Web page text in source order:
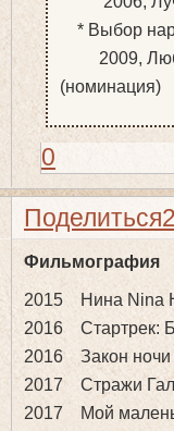
* Выбор
2009,
(номинация)
0
Поделиться
Фильмография
2015 Нина Nina
2016 Стартрек:
2016 Закон ночи
2017 Стражи
2017 Мой